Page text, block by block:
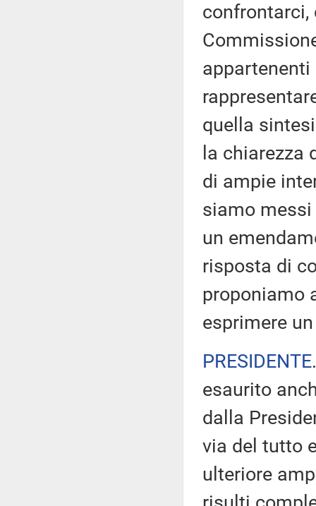
confrontarci,
quella
la chiarezza
di ampie
siamo
un
risposta di
proponiamo
esprimere
PRESIDENTE
esaurito
dalla
via del tutto
ulteriore